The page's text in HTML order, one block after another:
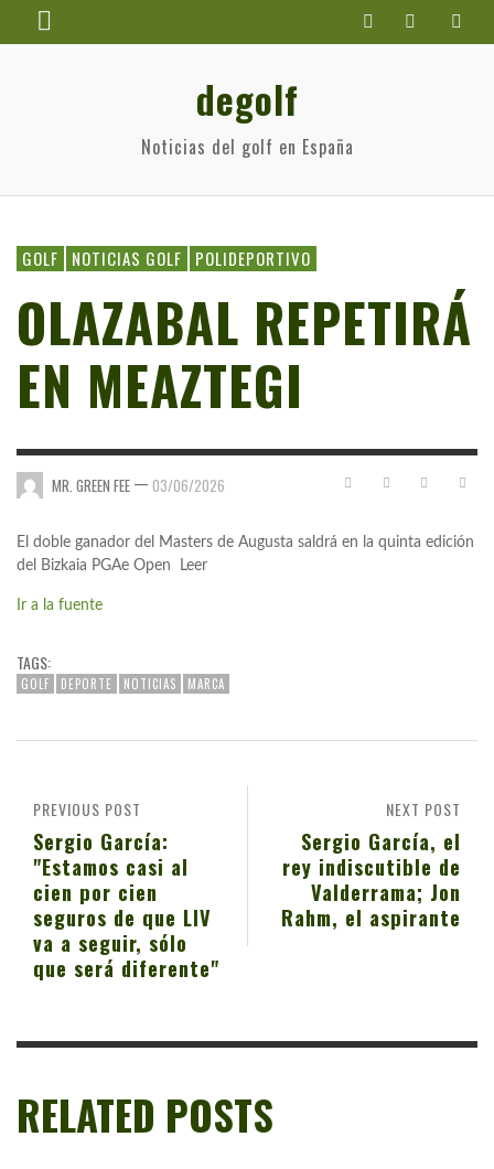
degolf
Noticias del golf en España
GOLF NOTICIAS GOLF POLIDEPORTIVO
OLAZABAL REPETIRÁ
EN MEAZTEGI
MR. GREEN FEE — 03/06/2026
El doble ganador del Masters de Augusta saldrá en la quinta edición
del Bizkaia PGAe Open Leer
Ir a la fuente
TAGS:
GOLF DEPORTE NOTICIAS MARCA
NEXT POST
Sergio García, el
rey indiscutible de
Valderrama; Jon
Rahm, el aspirante
PREVIOUS POST
Sergio García:
"Estamos casi al
cien por cien
seguros de que LIV
va a seguir, sólo
que será diferente"
RELATED POSTS